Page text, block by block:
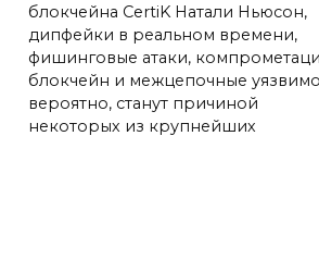
блокчейна CertiK Натали Ньюсон,
дипфейки в реальном времени,
фишинговые атаки,
блокчейн и межцепочные
вероятно, станут причиной
некоторых из крупнейших